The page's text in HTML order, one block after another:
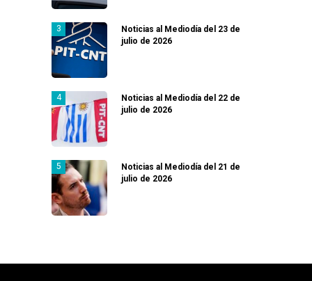
Noticias al Mediodía del 23 de
julio de 2026
Noticias al Mediodía del 22 de
julio de 2026
Noticias al Mediodía del 21 de
julio de 2026